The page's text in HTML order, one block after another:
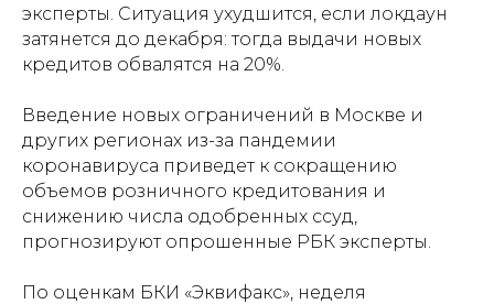
эксперты. Ситуация ухудшится, если локдаун
затянется до декабря: тогда выдачи новых
кредитов обвалятся на 20%.
Введение новых ограничений в Москве и
других регионах из-за пандемии
коронавируса приведет к сокращению
объемов розничного кредитования и
снижению числа одобренных ссуд,
прогнозируют опрошенные РБК эксперты.
По оценкам БКИ «Эквифакс», неделя